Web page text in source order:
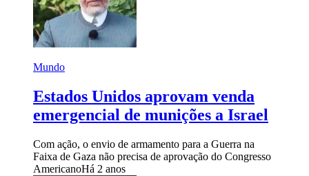
Mundo
Estados Unidos aprovam venda
emergencial de munições a Israel
Com ação, o envio de armamento para a Guerra na
Faixa de Gaza não precisa de aprovação do Congresso
AmericanoHá 2 anos